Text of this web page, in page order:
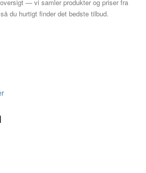
— vi samler produkter og priser fra
du hurtigt finder det bedste tilbud.